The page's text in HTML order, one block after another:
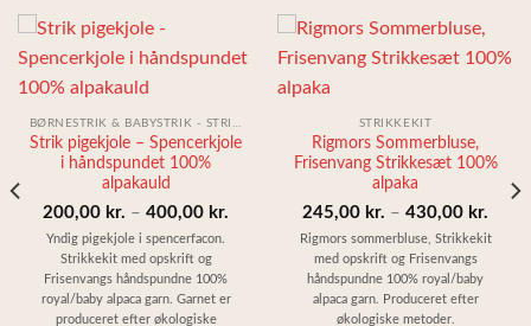
Strik pigekjole – Spencerkjole
i håndspundet 100%
alpakauld
200,00 kr. – 400,00 kr. Prisinterval:
200,00 kr.
400,00 kr.
Yndig pigekjole i spencerfacon.
Strikkekit med opskrift og
Frisenvangs håndspundne 100%
royal/baby alpaca garn. Garnet er
produceret efter økologiske
STRIKKEKIT
Rigmors Sommerbluse,
Frisenvang Strikkesæt 100%
alpaka
245,00 kr. – 430,00 kr.
Rigmors sommerbluse, Strikkekit
med opskrift og Frisenvangs
håndspundne 100% royal/baby
alpaca garn. Produceret efter
økologiske metoder.